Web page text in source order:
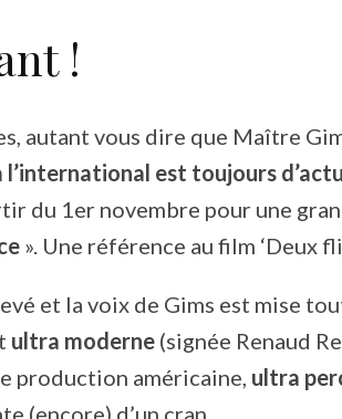
!
autant vous dire que Maître
l’international est toujours
du 1er novembre pour une
». Une référence au film ‘Deux
et la voix de Gims est mise
ultra moderne (signée Renaud
production américaine, ultra
(encore) d’un cran…